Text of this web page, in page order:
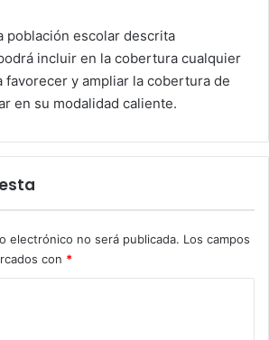
población escolar descrita
incluir en la cobertura cualquier
favorecer y ampliar la cobertura de
en su modalidad caliente.
electrónico no será publicada. Los campos
con *